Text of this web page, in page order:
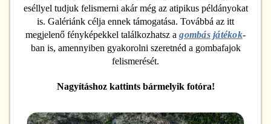
eséllyel tudjuk felismerni akár még az atipikus példányokat
is. Galériánk célja ennek támogatása. Továbbá az itt
megjelenő fényképekkel találkozhatsz a gombás játékok-
ban is, amennyiben gyakorolni szeretnéd a gombafajok
felismerését.
Nagyításhoz kattints bármelyik fotóra!